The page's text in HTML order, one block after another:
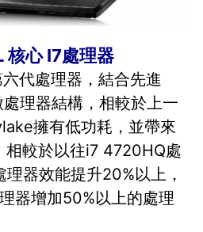
核心 I7處理器
代處理器，結合先進
理器結構，相較於上一
擁有低功耗，並帶來
相較於以往i7 4720HQ處
器效能提升20%以上，
器增加50%以上的處理